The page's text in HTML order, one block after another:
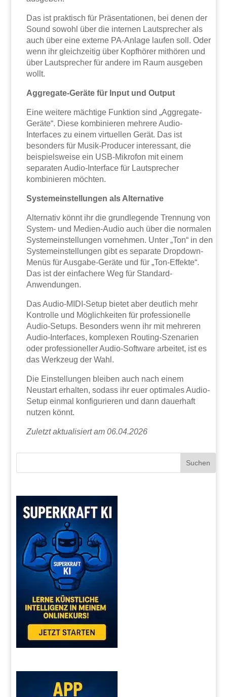
Das ist praktisch für Präsentationen, bei denen der
Sound sowohl über die internen Lautsprecher als
auch über eine externe PA-Anlage laufen soll. Oder
wenn ihr gleichzeitig über Kopfhörer mithören und
über Lautsprecher für andere im Raum ausgeben
wollt.
Aggregate-Geräte für Input und Output
Eine weitere mächtige Funktion sind „Aggregate-
Geräte“. Diese kombinieren mehrere Audio-
Interfaces zu einem virtuellen Gerät. Das ist
besonders für Musik-Producer interessant, die
beispielsweise ein USB-Mikrofon mit einem
separaten Audio-Interface für Lautsprecher
kombinieren möchten.
Systemeinstellungen als Alternative
Alternativ könnt ihr die grundlegende Trennung von
System- und Medien-Audio auch über die normalen
Systemeinstellungen vornehmen. Unter „Ton“ in den
Systemeinstellungen gibt es separate Dropdown-
Menüs für Ausgabe-Geräte und für „Ton-Effekte“.
Das ist der einfachere Weg für Standard-
Anwendungen.
Das Audio-MIDI-Setup bietet aber deutlich mehr
Kontrolle und Möglichkeiten für professionelle
Audio-Setups. Besonders wenn ihr mit mehreren
Audio-Interfaces, komplexen Routing-Szenarien
oder professioneller Audio-Software arbeitet, ist es
das Werkzeug der Wahl.
Die Einstellungen bleiben auch nach einem
Neustart erhalten, sodass ihr euer optimales Audio-
Setup einmal konfigurieren und dann dauerhaft
nutzen könnt.
Zuletzt aktualisiert am 06.04.2026